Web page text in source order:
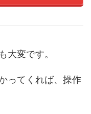
大変です。
ってくれば、操作